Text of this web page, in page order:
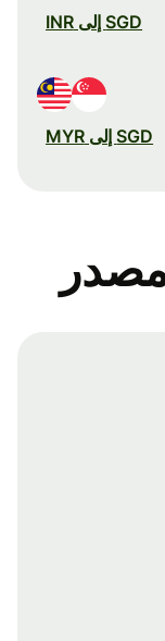
SGD إلى INR
SGD إلى MYR